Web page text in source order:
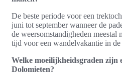
De beste periode voor een
juni tot september wanneer de
de weersomstandigheden
tijd voor een wandelvakantie in
Welke moeilijkheidsgraden zijn
Dolomieten?